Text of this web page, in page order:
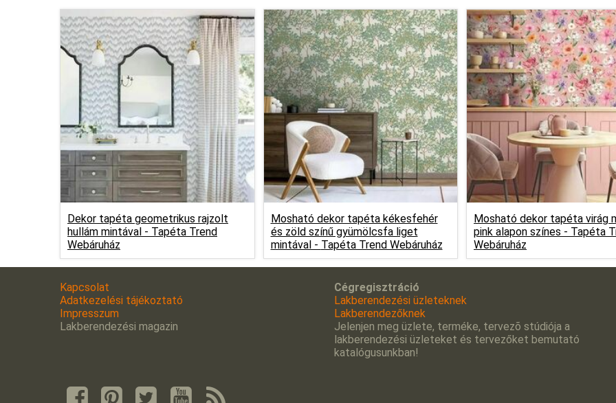
Dekor tapéta geometrikus rajzolt
hullám mintával - Tapéta Trend
Webáruház
Mosható dekor tapéta kékesfehér
és zöld színű gyümölcsfa liget
mintával - Tapéta Trend Webáruház
Mosható dekor tapéta virág
pink alapon színes - Tapéta
Webáruház
Kapcsolat
Adatkezelési tájékoztató
Impresszum
Lakberendezési magazin
Cégregisztráció
Lakberendezési üzleteknek
Lakberendezőknek
Jelenjen meg üzlete, terméke, tervezõ stúdiója a
lakberendezési üzleteket és tervezőket bemutató
katalógusunkban!